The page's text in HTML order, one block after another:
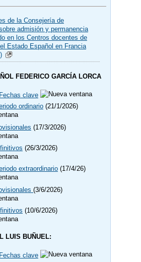
de la Consejería de
admisión y permanencia
en los Centros docentes de
Estado Español en Francia
FEDERICO GARCÍA LORCA
clave
ordinario(21/1/2026)
(17/3/2026)
(26/3/2026)
extraordinario(17/4/26)
(3/6/2026)
(10/6/2026)
LUIS BUÑUEL:
clave